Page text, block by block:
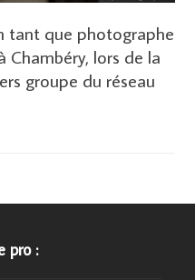
tant que photographe
lors de la
groupe du réseau
pro :